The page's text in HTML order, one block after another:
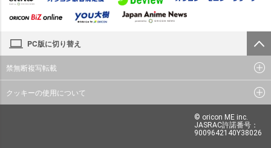
PC版に切り替え
禁無断複写転載
クッキーの使用について
© oricon ME inc.
JASRAC許諾番号：
9009642140Y38026